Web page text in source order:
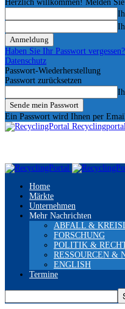
Herzlich willkommen! Melden Sie
Haben Sie Ihr Passwort
Datenschutz
Passwort-Wiederherstellung
Passwort zurücksetzen
Ein Passwort wird Ihnen per
Home
Märkte
Unternehmen
Mehr Nachrichten
ABFALL &
FORSCHUNG
POLITIK &
RESSOURCEN &
ENGLISH
Termine